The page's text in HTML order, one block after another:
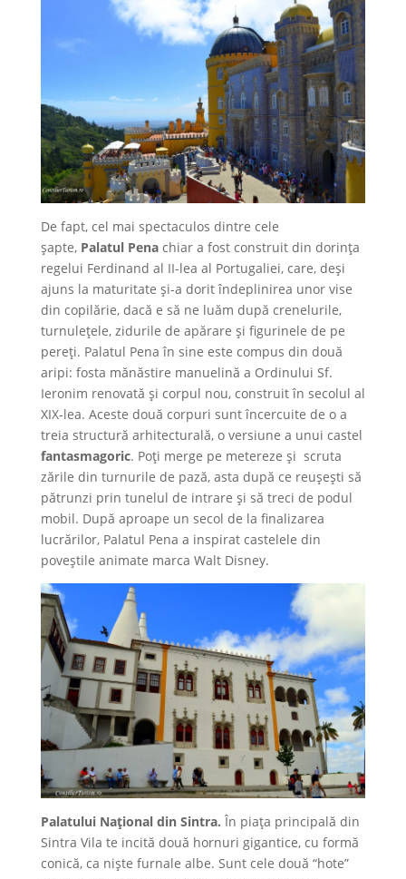
De fapt, cel mai spectaculos dintre cele
șapte, Palatul Penachiar a fost construit din dorința
regelui Ferdinand al II-lea al Portugaliei, care, deși
ajuns la maturitate și-a dorit îndeplinirea unor vise
din copilărie, dacă e să ne luăm după crenelurile,
turnulețele, zidurile de apărare și figurinele de pe
pereți. Palatul Pena în sine este compus din două
aripi: fosta mănăstire manuelină a Ordinului Sf.
Ieronim renovată și corpul nou, construit în secolul al
XIX-lea. Aceste două corpuri sunt încercuite de o a
treia structură arhitecturală, o versiune a unui castel
fantasmagoric. Poți merge pe metereze și scruta
zările din turnurile de pază, asta după ce reușești să
pătrunzi prin tunelul de intrare și să treci de podul
mobil. După aproape un secol de la finalizarea
lucrărilor, Palatul Pena a inspirat castelele din
poveștile animate marca Walt Disney.
Palatului Național din Sintra. În piața principală din
Sintra Vila te incită două hornuri gigantice, cu formă
conică, ca niște furnale albe. Sunt cele două “hote”